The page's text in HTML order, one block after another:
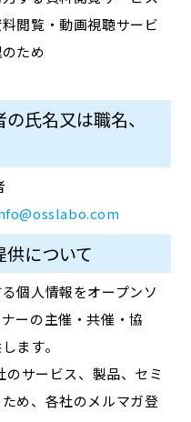
閲覧・動画視聴サービ
ため
氏名又は職名、
供について
個人情報をオープンソ
ーの主催・共催・協
ます。
サービス、製品、セミ
め、各社のメルマガ登